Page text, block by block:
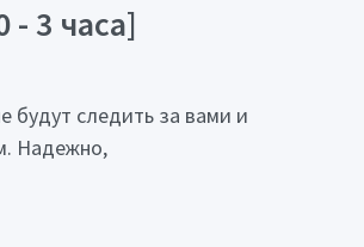
3 часа]
будут следить за вами и
Надежно,